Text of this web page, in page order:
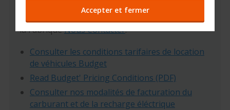
avant d'effectuer toute réservation et n'hésitez
pas à nos contacter pour plus d'informations via
la rubriqueNous Contacter.
Consulter les conditions tarifaires de location
de véhicules Budget
Read Budget' Pricing Conditions (PDF)
Consulter nos modalités de facturation du
carburant et de la recharge éléctrique
Accepter et fermer